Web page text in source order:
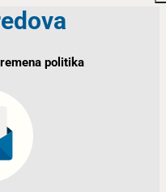
politika